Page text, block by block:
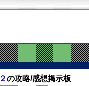
の攻略/感想掲示板